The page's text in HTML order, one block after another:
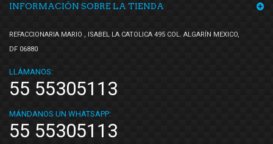
INFORMACIÓN SOBRE LA TIENDA
REFACCIONARIA MARIO , ISABEL LA CATOLICA 495 COL. ALGARÍN MEXICO,
DF 06880
LLÁMANOS:
55 55305113
MÁNDANOS UN WHATSAPP:
55 55305113